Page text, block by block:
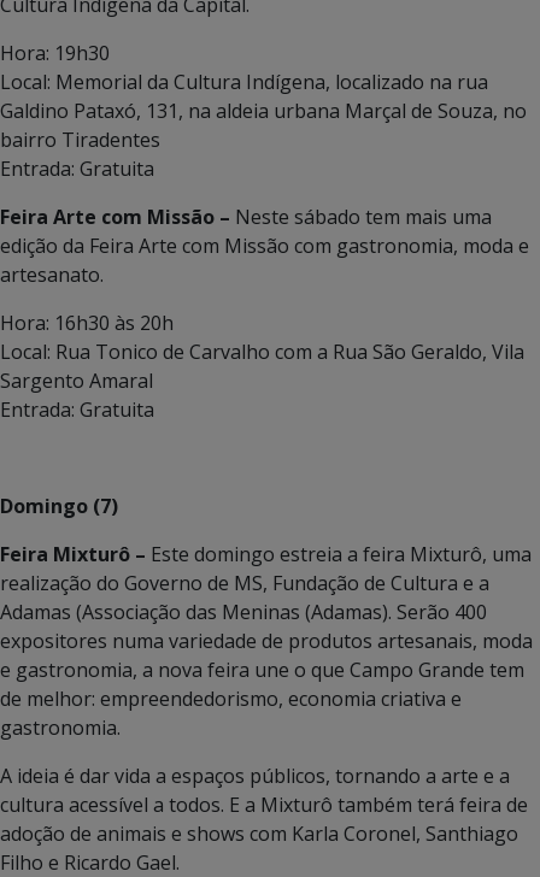
Hora: 19h30
Local: Memorial da Cultura Indígena, localizado na rua
Galdino Pataxó, 131, na aldeia urbana Marçal de Souza, no
bairro Tiradentes
Entrada: Gratuita
Feira Arte com Missão – Neste sábado tem mais uma
edição da Feira Arte com Missão com gastronomia, moda e
artesanato.
Hora: 16h30 às 20h
Local: Rua Tonico de Carvalho com a Rua São Geraldo, Vila
Sargento Amaral
Entrada: Gratuita
Domingo (7)
Feira Mixturô – Este domingo estreia a feira Mixturô, uma
realização do Governo de MS, Fundação de Cultura e a
Adamas (Associação das Meninas (Adamas). Serão 400
expositores numa variedade de produtos artesanais, moda
e gastronomia, a nova feira une o que Campo Grande tem
de melhor: empreendedorismo, economia criativa e
gastronomia.
A ideia é dar vida a espaços públicos, tornando a arte e a
cultura acessível a todos. E a Mixturô também terá feira de
adoção de animais e shows com Karla Coronel, Santhiago
Filho e Ricardo Gael.